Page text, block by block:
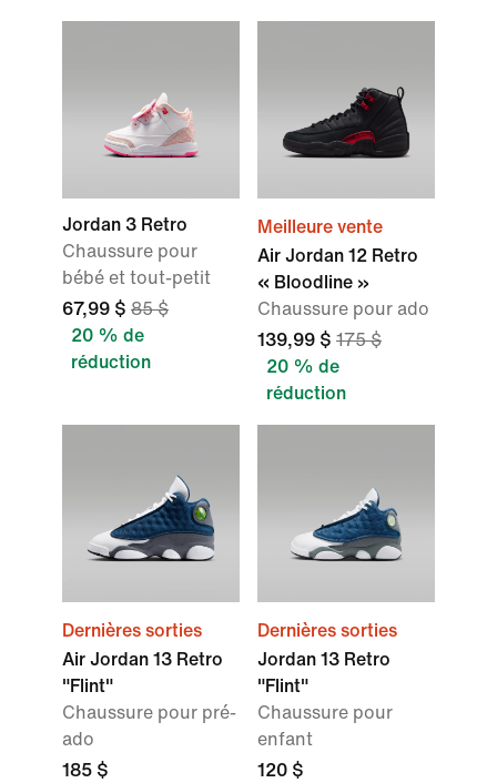
Jordan 3 Retro
Chaussure pour
bébé et tout-petit
67,99 $ 85 $
20 % de
réduction
Meilleure vente
Air Jordan 12 Retro
« Bloodline »
Chaussure pour ado
139,99 $ 175 $
20 % de
réduction
Dernières sorties
Air Jordan 13 Retro
"Flint"
Chaussure pour pré-
ado
185 $
Dernières sorties
Jordan 13 Retro
"Flint"
Chaussure pour
enfant
120 $